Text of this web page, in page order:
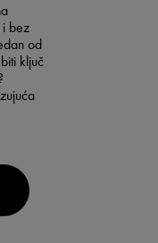
i bez
od
ključ